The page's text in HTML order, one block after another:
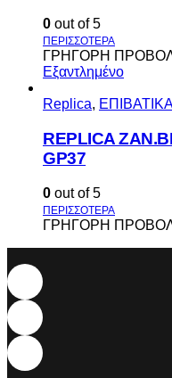
0 out of 5
ΓΡΗΓΟΡΗ
Εξαντλημένο
Replica,
REPLICA
GP37
0 out of 5
ΓΡΗΓΟΡΗ